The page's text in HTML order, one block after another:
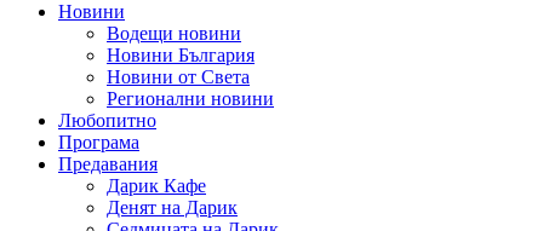
Новини
Водещи новини
Новини България
Новини от Света
Регионални новини
Любопитно
Програма
Предавания
Дарик Кафе
Денят на Дарик